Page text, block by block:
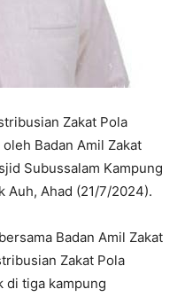
Zakat Pola
Badan Amil Zakat
Subussalam Kampung
Auh, Ahad (21/7/2024).
Badan Amil Zakat
Zakat Pola
di tiga kampung